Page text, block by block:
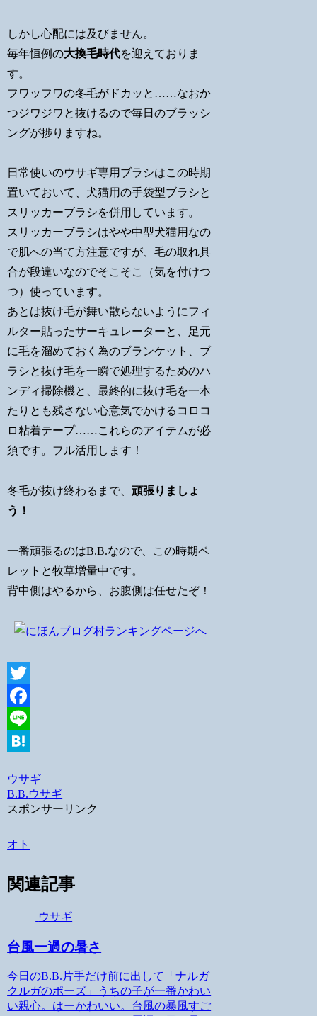
しかし心配には及びません。
毎年恒例の大換毛時代を迎えておりま
す。
フワッフワの冬毛がドカッと……なおか
つジワジワと抜けるので毎日のブラッシ
ングが捗りますね。
日常使いのウサギ専用ブラシはこの時期
置いておいて、犬猫用の手袋型ブラシと
スリッカーブラシを併用しています。
スリッカーブラシはやや中型犬猫用なの
で肌への当て方注意ですが、毛の取れ具
合が段違いなのでそこそこ（気を付けつ
つ）使っています。
あとは抜け毛が舞い散らないようにフィ
ルター貼ったサーキュレーターと、足元
に毛を溜めておく為のブランケット、ブ
ラシと抜け毛を一瞬で処理するためのハ
ンディ掃除機と、最終的に抜け毛を一本
たりとも残さない心意気でかけるコロコ
ロ粘着テープ……これらのアイテムが必
須です。フル活用します！
冬毛が抜け終わるまで、頑張りましょ
う！
一番頑張るのはB.B.なので、この時期ペ
レットと牧草増量中です。
背中側はやるから、お腹側は任せたぞ！
Twitter
Facebook
Line
ウサギ
B.B.ウサギ
スポンサーリンク
オト
関連記事
ウサギ
台風一過の暑さ
今日のB.B.片手だけ前に出して「ナルガ
クルガのポーズ」うちの子が一番かわい
い親心。はーかわいい。台風の暴風すご